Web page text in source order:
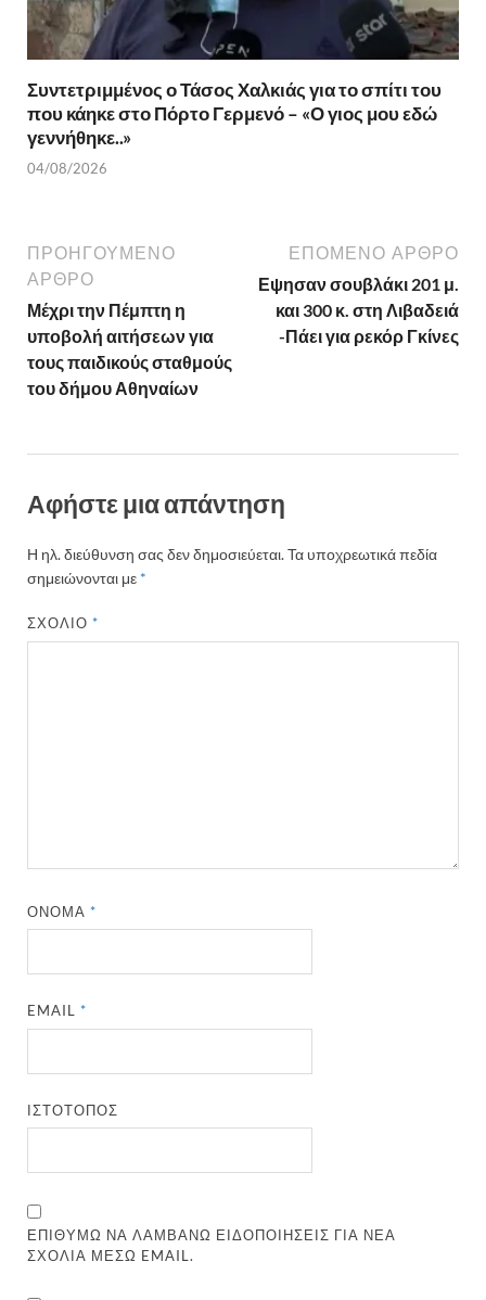
Συντετριμμένος ο Τάσος Χαλκιάς για το σπίτι του
που κάηκε στο Πόρτο Γερμενό – «Ο γιος μου εδώ
γεννήθηκε..»
04/08/2026
ΠΡΟΗΓΟΎΜΕΝΟ
ΆΡΘΡΟ
Μέχρι την Πέμπτη η
υποβολή αιτήσεων για
τους παιδικούς σταθμούς
του δήμου Αθηναίων
ΕΠΌΜΕΝΟ ΆΡΘΡΟ
Εψησαν σουβλάκι 201 μ.
και 300 κ. στη Λιβαδειά
-Πάει για ρεκόρ Γκίνες
Αφήστε μια απάντηση
Η ηλ. διεύθυνση σας δεν δημοσιεύεται.Τα υποχρεωτικά πεδία
σημειώνονται με *
ΣΧΌΛΙΟ*
ΌΝΟΜΑ*
EMAIL*
ΙΣΤΌΤΟΠΟΣ
ΕΠΙΘΥΜΏ ΝΑ ΛΑΜΒΆΝΩ ΕΙΔΟΠΟΙΉΣΕΙΣ ΓΙΑ ΝΈΑ
ΣΧΌΛΙΑ ΜΈΣΩ EMAIL.